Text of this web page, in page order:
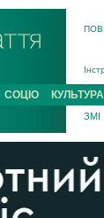
В
В
На
На
СОЦІО КУЛЬТУРА
ЗМІ